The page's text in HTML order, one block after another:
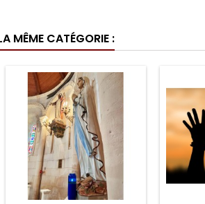
MÊME CATÉGORIE :